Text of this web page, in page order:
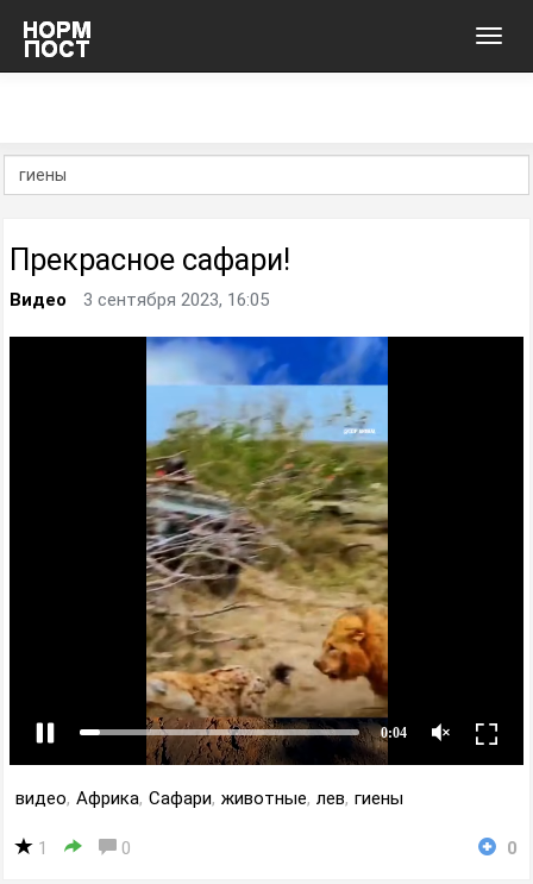
Прекрасное сафари!
Видео 3 сентября 2023, 16:05
видео, Африка, Сафари, животные, лев, гиены
1 0 0